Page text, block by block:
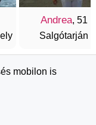
Andrea, 51
Salgótarján
mobilon is